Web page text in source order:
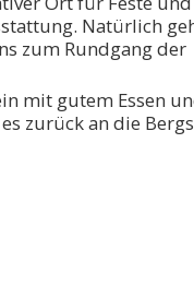
Natürlich
zum Rundgang der
mit gutem Essen
zurück an die